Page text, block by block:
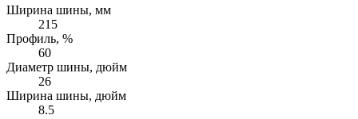
Ширина шины, мм
215
Профиль, %
60
Диаметр шины, дюйм
26
Ширина шины, дюйм
8.5